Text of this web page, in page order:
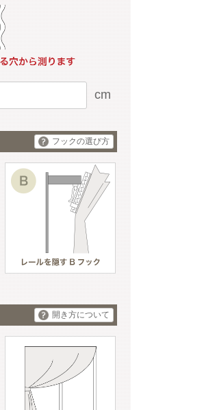
cm
フックの選び方
開き方について